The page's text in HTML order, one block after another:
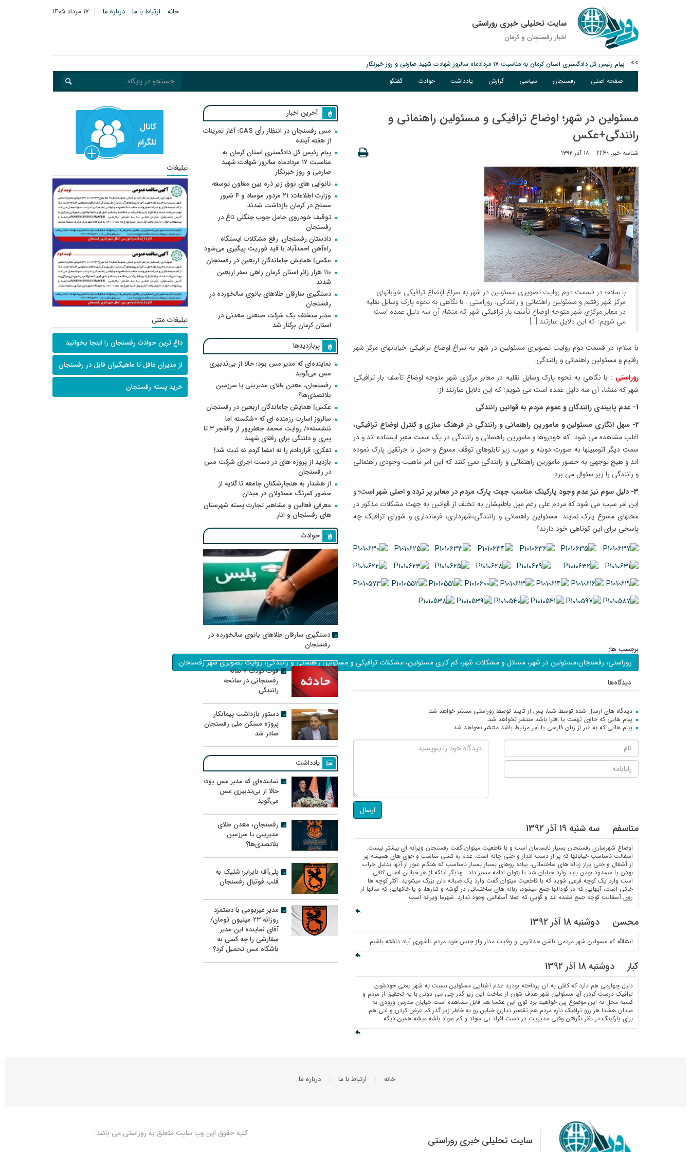
۱۷ مرداد ۱۴۰۵ خانه ارتباط با ما درباره ما
سایت تحلیلی خبری روراستی
اخبار رفسنجان و كرمان
پیام رئیس کل دادگستری استان کرمان به مناسبت ۱۷ مردادماه سالروز شهادت شهید صارمی و روز خبرنگار
نانوایی های نوق زیر ذره بین معاون توسعه
مس رفسنجان در انتظار رأی CAS؛ آغاز تمرینات از هفته آینده
صفحه اصلی رفسنجان سیاسی گزارش یادداشت حوادث گفتگو
مسئولین در شهر؛ اوضاع ترافیکی و مسئولین راهنمائی و
رانندگی+عکس
شناسه خبر: 2240 ۱۸ آذر ۱۳۹۲
با سلام؛ در قسمت دوم روایت تصویری مسئولین در شهر به سراغ اوضاع ترافیکی خیابانهای
مرکز شهر رفتیم و مسئولین راهنمائی و رانندگی. روراستی : با نگاهی به نحوه پارک وسایل نقلیه
در معابر مرکزی شهر متوجه اوضاع تأسف بار ترافیکی شهر که منشاء آن سه دلیل عمده است
می شویم: که این دلایل عبارتند […]
با سلام؛ در قسمت دوم روایت تصویری مسئولین در شهر به سراغ اوضاع ترافیکی خیابانهای مرکز شهر
رفتیم و مسئولین راهنمائی و رانندگی.
روراستی : با نگاهی به نحوه پارک وسایل نقلیه در معابر مرکزی شهر متوجه اوضاع تأسف بار ترافیکی
شهر که منشاء آن سه دلیل عمده است می شویم: که این دلایل عبارتند از:
1- عدم پایبندی رانندگان و عموم مردم به قوانین رانندگی
2- سهل انگاری مسئولین و مامورین راهنمائی و رانندگی در فرهنگ سازی و کنترل اوضاع ترافیکی
؛
اغلب مشاهده می شود که خودروها و مامورین راهنمائی و رانندگی در یک سمت معبر ایستاده اند و در
سمت دیگر اتومبیلها به صورت دوبله و مورب زیر تابلوهای توقف ممنوع و حمل با جرثقیل پارک نموده
اند و هیچ توجهی به حضور مامورین راهنمائی و رانندگی نمی کنند که این امر ماهیت وجودی راهنمائی
و رانندگی را زیر سئوال می برد.
3- دلیل سوم نیز عدم وجود پارکینک مناسب جهت پارک مردم در معابر پر تردد و اصلی شهر است؛
و
این امر سبب می شود که مردم علی رغم میل باطنیشان به تخلف از قوانین به جهت مشکلات مذکور در
محلهای ممنوع پارک نمایند. مسئولین راهنمائی و رانندگی،شهرداری، فرمانداری و شورای ترافیک چه
پاسخی برای این کوتاهی خود دارند؟
برچسب ها:
روراستی، رفسنجان،مسئولین در شهر، مسائل و مشکلات شهر، کم کاری مسئولین، مشکلات ترافیکی و مسئولین راهنمائی و رانندگی، روایت تصویری شهر رفسنجان
دیدگاه‌ها
دیدگاه های ارسال شده توسط شما، پس از تایید توسط روراستی منتشر خواهد شد.
پیام هایی که حاوی تهمت یا افترا باشد منتشر نخواهد شد.
پیام هایی که به غیر از زبان فارسی یا غیر مرتبط باشد منتشر نخواهد شد.
ارسال
متاسفم سه شنبه 19 آذر 1392
اوضاع شهرسازی رفسنجان بسیار نابسامان است و با قاطعیت میتوان گفت رفسنجان ویرانه ای بیشتر نیست.
اسفالت نامناسب خیابانها که پر از دست انداز و حتی چاله است. عدم زه کشی مناسب و جوی های همیشه پر
از آشغال و حتی پراز زباله های ساختمانی، پیاده روهای بسیار بسیار نامناسب که هنگام عبور از آنها بدلیل خراب
بودن یا مسدود بودن باید وارد خیابان شد تا بتوان ادامه مسیر داد . ودیگر اینکه از هر خیابان اصلی کافی
است وارد یک کوچه فرعی شوید که با قاطعیت میتوان گفت وارد یک ضباله دان بزرگ میشوید. اکثر کوچه ها
خاکی است، آبهایی که در گودالها جمع میشود، زباله های ساختمانی در گوشه و کنارها، و یا خاکهایی که سالها ار
روی آسفالت کوچه جمع نشده اند و گویی که اصلا آسفالتی وجود ندارد. شهرما ویرانه است
محسن دوشنبه 18 آذر 1392
انشالله که مسولین شهر مردمی باشن خداترس و ولایت مدار واز جنس خود مردم تاشهری آباد داشته باشیم
کبار دوشنبه 18 آذر 1392
دلیل چهارمی هم دارد که کاش به آن پرداخته بودید عدم آشنایی مسئولین نسبت به شهر یعنی خودشون
ترافیک درست کردن آیا مسئولین شهر هدف شون از ساخت این زیر گذر چی می دونن با یه تحقیق از مردم و
کسبه محل به این موضوع پی خواهید برد توی این عکسا هم قابل مشاهده است خیابان مدرس ورودی به
میدان هشدا هر رزو ترافیک داره مردم هم تقصیر ندارن خیابن رو به خاطر زیر گذر کم عرض کردن و ایی هم
برای پارکینگ در نظر نگرفتن وقتی مدیریت در دست افراد بی سواد و کم سواد باشه میشه همین دیگه
آخرین اخبار
مس رفسنجان در انتظار رأی CAS؛ آغاز تمرینات
از هفته آینده
پیام رئیس کل دادگستری استان کرمان به
مناسبت ۱۷ مردادماه سالروز شهادت شهید
صارمی و روز خبرنگار
نانوایی های نوق زیر ذره بین معاون توسعه
وزارت اطلاعات: ۲۱ مزدور موساد و ۴ شرور
مسلح در کرمان بازداشت شدند
توقیف خودروی حامل چوب جنگلی تاغ در
رفسنجان
دادستان رفسنجان: رفع مشکلات ایستگاه
راه‌آهن احمدآباد با قید فوریت پیگیری می‌شود
عکس| همایش جاماندگان اربعین در رفسنجان
۱۱۰ هزار زائر استان کرمان راهی سفر اربعین
شدند
دستگیری سارقان طلاهای بانوی سالخورده در
رفسنجان
مدیر متخلف یک شرکت صنعتی معدنی در
استان کرمان برکنار شد
پربازدیدها
نماینده‌ای که مدیر مس بود؛ حالا از بی‌تدبیری
مس می‌گوید
رفسنجان، معدن طلای مدیریتی یا سرزمین
بلاتصدی‌ها؟
عکس| همایش جاماندگان اربعین در رفسنجان
سالروز اسارت رزمنده ای که «شکسته اما
ننشسته»/ روایت محمد جعفرپور از والفجر ۳ تا
پیری و دلتنگی برای رفقای شهید
تفکری: قراردادم را نه امضا کردم نه ثبت شد!
بازدید از پروژه های در دست اجرای شرکت مس
در رفسنجان
از هشدار به هنجارشکنان جامعه تا گلایه از
حضور کمرنگ مسئولان در میدان
معرفی فعالین و مشاهیر تجارت پسته شهرستان
های رفسنجان و انار
حوادث
دستگیری سارقان طلاهای بانوی سالخورده در
رفسنجان
فوت کودک ۷ ساله
رفسنجانی در سانحه
رانندگی
دستور بازداشت پیمانکار
پروژه مسکن ملی رفسنجان
صادر شد
یادداشت
نماینده‌ای که مدیر مس بود؛
حالا از بی‌تدبیری مس
می‌گوید
رفسنجان، معدن طلای
مدیریتی یا سرزمین
بلاتصدی‌ها؟
پلی‌آف نابرابر؛ شلیک به
قلب فوتبال رفسنجان
مدیر غیربومی با دستمزد
روزانه ۲۳ میلیون تومان/
آقای نماینده این مدیر
سفارشی را چه کسی به
باشگاه مس تحمیل کرد؟
تبلیغات
تبلیغات متنی
داغ ترین حوادث رفسنجان را اینجا بخوانید
از مدیران غافل تا ماهیگیران قابل در رفسنجان
خرید پسته رفسنجان
خانه ارتباط با ما درباره ما
سایت تحلیلی خبری روراستی
کلیه حقوق این وب سایت متعلق به روراستی می باشد.